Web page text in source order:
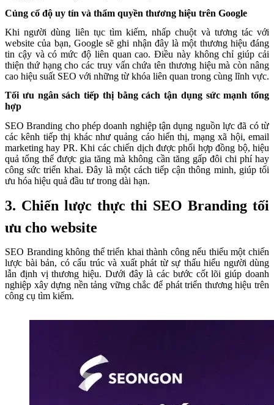
Củng cố độ uy tín và thẩm quyền thương hiệu trên Google
Khi người dùng liên tục tìm kiếm, nhấp chuột và tương tác với
website của bạn, Google sẽ ghi nhận đây là một thương hiệu đáng
tin cậy và có mức độ liên quan cao. Điều này không chỉ giúp cải
thiện thứ hạng cho các truy vấn chứa tên thương hiệu mà còn nâng
cao hiệu suất SEO với những từ khóa liên quan trong cùng lĩnh vực.
Tối ưu ngân sách tiếp thị bằng cách tận dụng sức mạnh tổng
hợp
SEO Branding cho phép doanh nghiệp tận dụng nguồn lực đã có từ
các kênh tiếp thị khác như quảng cáo hiển thị, mạng xã hội, email
marketing hay PR. Khi các chiến dịch được phối hợp đồng bộ, hiệu
quả tổng thể được gia tăng mà không cần tăng gấp đôi chi phí hay
công sức triển khai. Đây là một cách tiếp cận thông minh, giúp tối
ưu hóa hiệu quả đầu tư trong dài hạn.
3. Chiến lược thực thi SEO Branding tối
ưu cho website
SEO Branding không thể triển khai thành công nếu thiếu một chiến
lược bài bản, có cấu trúc và xuất phát từ sự thấu hiểu người dùng
lẫn định vị thương hiệu. Dưới đây là các bước cốt lõi giúp doanh
nghiệp xây dựng nền tảng vững chắc để phát triển thương hiệu trên
công cụ tìm kiếm.